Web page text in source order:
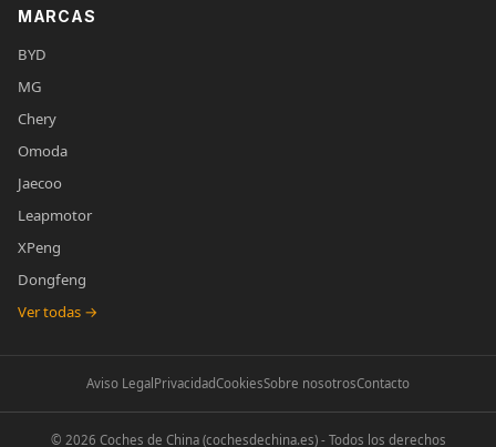
MARCAS
BYD
MG
Chery
Omoda
Jaecoo
Leapmotor
XPeng
Dongfeng
Ver todas →
Aviso Legal PrivacidadCookiesSobre nosotrosContacto
© 2026 Coches de China (cochesdechina.es) - Todos los derechos